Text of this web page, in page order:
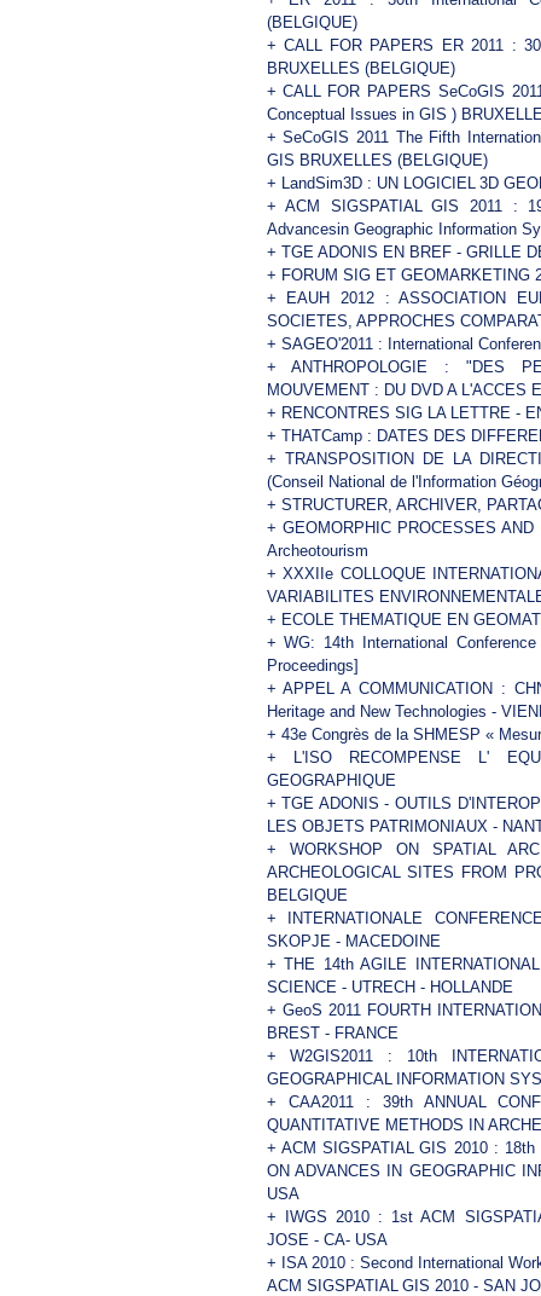
(BELGIQUE)
+ CALL FOR PAPERS ER 2011 :
BRUXELLES (BELGIQUE)
+ CALL FOR PAPERS SeCoGIS
Conceptual Issues in GIS )
+ SeCoGIS 2011 The Fifth
GIS BRUXELLES (BELGIQUE)
+
LandSim3D : UN LOGICIEL 3D
+ ACM SIGSPATIAL GIS 2011 :
Advancesin Geographic Information
+ TGE ADONIS EN BREF - GRILLE
+ FORUM SIG ET GEOMARKETING
+
EAUH 2012 : ASSOCIATION
SOCIETES, APPROCHES
+ SAGEO'2011 : International
+
ANTHROPOLOGIE : "DES
MOUVEMENT : DU DVD A L'ACCES
+ RENCONTRES SIG LA LETTRE -
+ THATCamp : DATES DES
+ TRANSPOSITION DE LA
(Conseil National de l'Information
+ STRUCTURER, ARCHIVER,
+ GEOMORPHIC PROCESSES
Archeotourism
+ XXXIIe COLLOQUE
VARIABILITES
+ ECOLE THEMATIQUE EN
+ WG: 14th International
Proceedings]
+ APPEL A COMMUNICATION :
Heritage and New Technologies -
+ 43e Congrès de la SHMESP «
+
L'ISO RECOMPENSE L'
GEOGRAPHIQUE
+ TGE ADONIS - OUTILS
LES OBJETS PATRIMONIAUX -
+
WORKSHOP ON SPATIAL
ARCHEOLOGICAL SITES FROM
BELGIQUE
+
INTERNATIONALE
SKOPJE - MACEDOINE
+ THE 14th AGILE
SCIENCE - UTRECH - HOLLANDE
+ GeoS 2011 FOURTH
BREST - FRANCE
+
W2GIS2011 : 10th
GEOGRAPHICAL INFORMATION
+
CAA2011 : 39th ANNUAL
QUANTITATIVE METHODS IN
+ ACM SIGSPATIAL GIS 2010 : 18th
ON ADVANCES IN GEOGRAPHIC
USA
+
IWGS 2010 : 1st ACM
JOSE - CA- USA
+ ISA 2010 : Second International
ACM SIGSPATIAL GIS 2010 - SAN